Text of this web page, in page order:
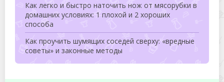
Как легко и быстро наточить нож от мясорубки в
домашних условиях: 1 плохой и 2 хороших
способа
Как проучить шумящих соседей сверху: «вредные
советы» и законные методы